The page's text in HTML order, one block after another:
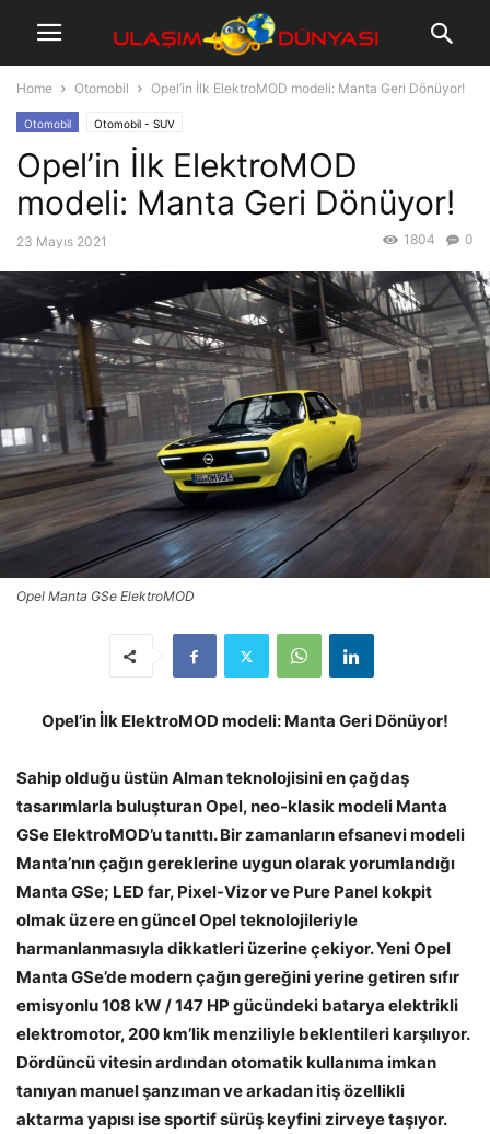
Home Otomobil Opel’in İlk ElektroMOD modeli: Manta Geri Dönüyor!
Otomobil Otomobil - SUV
Opel’in İlk ElektroMOD
modeli: Manta Geri Dönüyor!
23 Mayıs 2021 0
1804
Opel Manta GSe ElektroMOD
Opel’in İlk ElektroMOD modeli: Manta Geri Dönüyor!
Sahip olduğu üstün Alman teknolojisini en çağdaş
tasarımlarla buluşturan Opel, neo-klasik modeli Manta
GSe ElektroMOD’u tanıttı. Bir zamanların efsanevi modeli
Manta’nın çağın gereklerine uygun olarak yorumlandığı
Manta GSe; LED far, Pixel-Vizor ve Pure Panel kokpit
olmak üzere en güncel Opel teknolojileriyle
harmanlanmasıyla dikkatleri üzerine çekiyor. Yeni Opel
Manta GSe’de modern çağın gereğini yerine getiren sıfır
emisyonlu 108 kW / 147 HP gücündeki batarya elektrikli
elektromotor, 200 km’lik menziliyle beklentileri karşılıyor.
Dördüncü vitesin ardından otomatik kullanıma imkan
tanıyan manuel şanzıman ve arkadan itiş özellikli
aktarma yapısı ise sportif sürüş keyfini zirveye taşıyor.